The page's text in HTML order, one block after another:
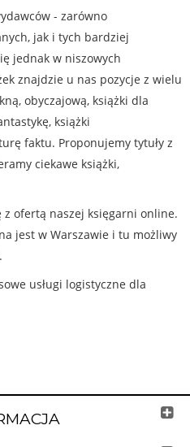
- zarówno
jak i tych bardziej
jednak w niszowych
znajdzie u nas pozycje z wielu
obyczajową, książki dla
książki
faktu. Proponujemy tytuły z
ciekawe książki,
ofertą naszej księgarni online.
jest w Warszawie i tu możliwy
usługi logistyczne dla